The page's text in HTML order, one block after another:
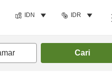
IDN IDR
Cari